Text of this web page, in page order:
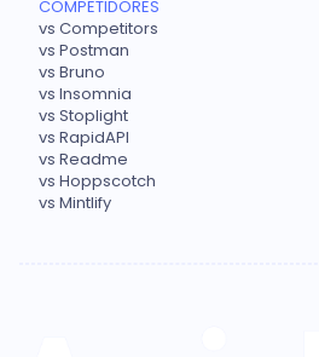
COMPETIDORES
vs Competitors
vs Postman
vs Bruno
vs Insomnia
vs Stoplight
vs RapidAPI
vs Readme
vs Hoppscotch
vs Mintlify